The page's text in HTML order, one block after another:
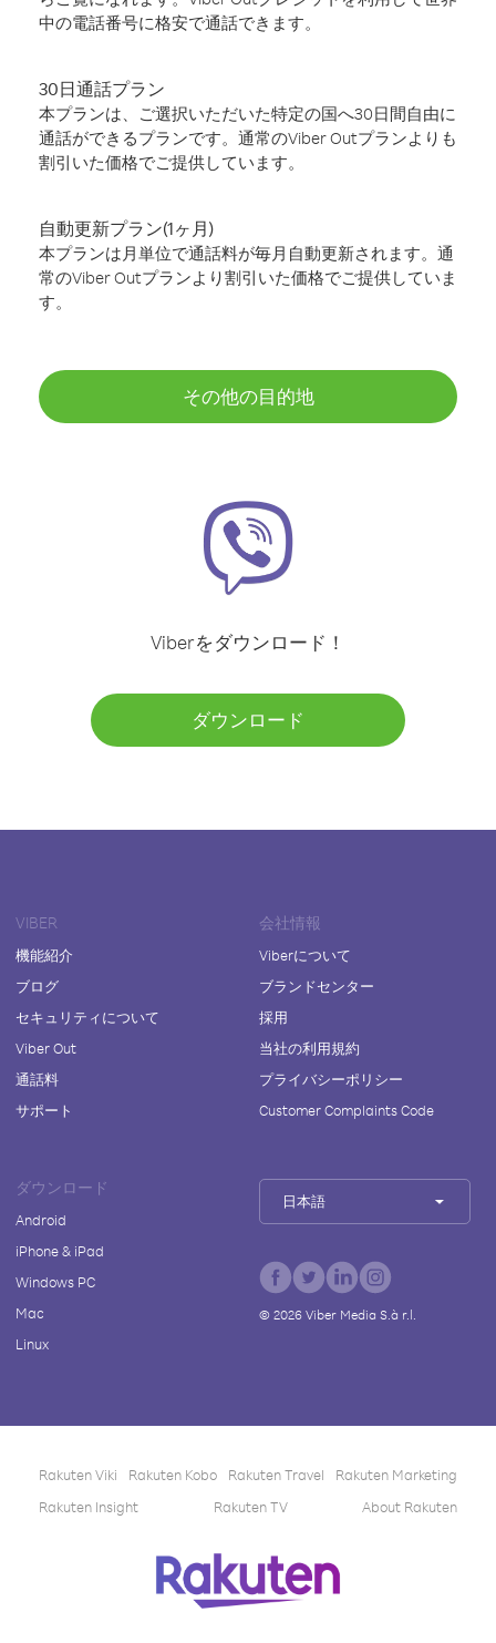
中の電話番号に格安で通話できます。
30日通話プラン
本プランは、ご選択いただいた特定の国へ30日間自由に
通話ができるプランです。通常のViber Outプランよりも
割引いた価格でご提供しています。
自動更新プラン(1ヶ月)
本プランは月単位で通話料が毎月自動更新されます。通
常のViber Outプランより割引いた価格でご提供していま
す。
その他の目的地
Viberをダウンロード！
ダウンロード
VIBER
機能紹介
ブログ
セキュリティについて
Viber Out
通話料
サポート
会社情報
Viberについて
ブランドセンター
採用
当社の利用規約
プライバシーポリシー
Customer Complaints Code
ダウンロード
Android
iPhone & iPad
Windows PC
Mac
Linux
日本語
© 2026Viber Media S.à r.l.
Rakuten Viki Rakuten Kobo Rakuten Travel
Rakuten Marketing
Rakuten Insight
Rakuten TV About Rakuten